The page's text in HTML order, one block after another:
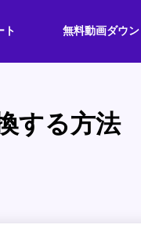
ト 無料動画ダウ
する方法